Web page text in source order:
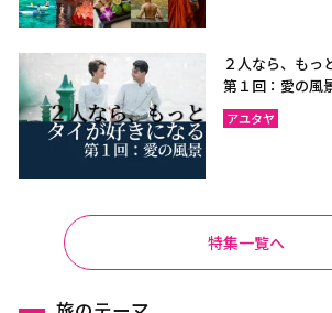
２人なら、もっ
第１回：愛の風
アユタヤ
特集一覧へ